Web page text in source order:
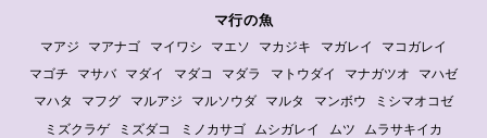
マ行の魚
マアジ マアナゴ マイワシ マエソ マカジキ マガレイ
マコガレイ
マゴチ
マサバ マダイ マダコ マダラ マトウダイ マナガツオ
マハゼ
マハタ
マフグ マルアジ マルソウダ マルタ マンボウ
ミシマオコゼ
ミズクラゲ
ミズダコ ミノカサゴ ムシガレイ ムツ
ムラサキイカ